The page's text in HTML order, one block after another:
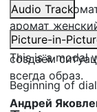
Audio Track
Picture-in-
This is a modal
Beginning of
каждого
аромат
что мы пишем
создаём
всегда образ.
Андрей